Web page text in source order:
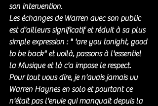
son intervention.
Les échanges de Warren avec son public
est d'ailleurs significatif et réduit à sa plus
simple expression : " 'are you tonight, good
to be back" et voilà, passons à l'essentiel
la Musique et là c'a impose le respect.
Pour tout vous dire, je n'avais jamais vu
Warren Haynes en solo et pourtant ce
n'était pas l'envie qui manquait depuis la